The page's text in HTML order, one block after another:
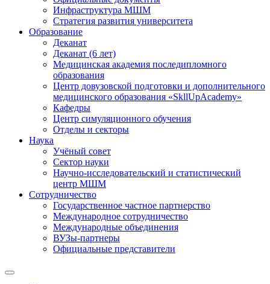
Инфраструктура МШМ
Стратегия развития университета
Образование
Деканат
Деканат (6 лет)
Медицинская академия последипломного
образования
Центр довузовской подготовки и дополнительного
медицинского образования «SkllUpAcademy»
Кафедры
Центр симуляционного обучения
Отделы и секторы
Наука
Учёный совет
Сектор науки
Научно-исследовательский и статистический
центр МШМ
Сотрудничество
Государственное частное партнерство
Международное сотрудничество
Международные объединения
ВУЗы-партнеры
Официальные представители